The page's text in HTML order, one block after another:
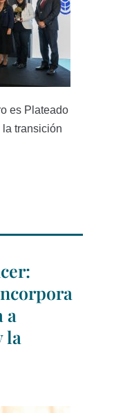
es Plateado
transición
a
la